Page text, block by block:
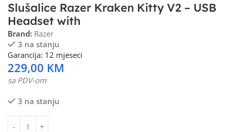
Slušalice Razer Kraken Kitty V2 – USB
Headset with
Brand: Razer
3 na stanju
Garancija: 12 mjeseci
229,00 KM
sa PDV-om
3 na stanju